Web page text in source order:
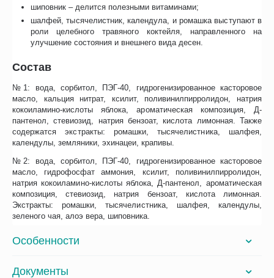
шиповник – делится полезными витаминами;
шалфей, тысячелистник, календула, и ромашка выступают в
роли целебного травяного коктейля, направленного на
улучшение состояния и внешнего вида десен.
Состав
№1: вода, сорбитол, ПЭГ-40, гидрогенизированное касторовое
масло, кальция нитрат, ксилит, поливинилпирролидон, натрия
кокоиламино-кислоты яблока, ароматическая композиция, Д-
пантенол, стевиозид, натрия бензоат, кислота лимонная. Также
содержатся экстракты: ромашки, тысячелистника, шалфея,
календулы, земляники, эхинацеи, крапивы.
№2: вода, сорбитол, ПЭГ-40, гидрогенизированное касторовое
масло, гидрофосфат аммония, ксилит, поливинилпирролидон,
натрия кокоиламино-кислоты яблока, Д-пантенол, ароматическая
композиция, стевиозид, натрия бензоат, кислота лимонная.
Экстракты: ромашки, тысячелистника, шалфея, календулы,
зеленого чая, алоэ вера, шиповника.
Особенности
Документы